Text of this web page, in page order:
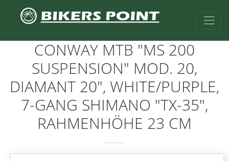
CONWAY MTB "MS 200
SUSPENSION" MOD. 20,
DIAMANT 20", WHITE/PURPLE,
7-GANG SHIMANO "TX-35",
RAHMENHÖHE 23 CM